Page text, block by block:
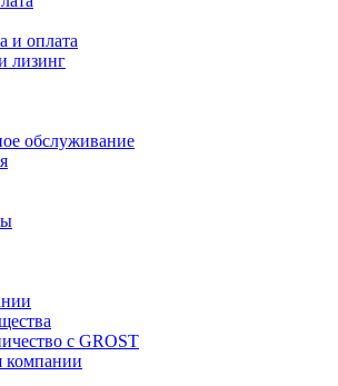
и оплата
лизинг
обслуживание
с GROST
компании